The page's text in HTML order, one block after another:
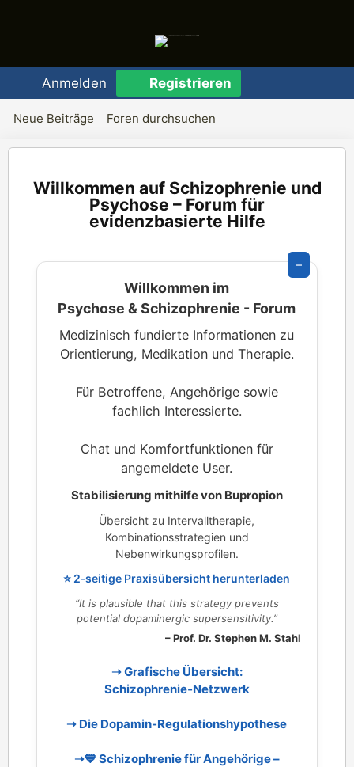
Anmelden Registrieren
Neue Beiträge Foren durchsuchen
Schizophrenie und
Psychose – Forum für
evidenzbasierte Hilfe
–
Willkommen im
Psychose & Schizophrenie - Forum
Medizinisch fundierte Informationen zu
Orientierung, Medikation und Therapie.
Für Betroffene, Angehörige sowie
fachlich Interessierte.
Chat und Komfortfunktionen für
angemeldete User.
Stabilisierung mithilfe von Bupropion
Übersicht zu Intervalltherapie,
Kombinationsstrategien und
Nebenwirkungsprofilen.
⭐ 2‑seitige Praxisübersicht herunterladen
“It is plausible that this strategy prevents
potential dopaminergic supersensitivity.”
– Prof. Dr. Stephen M. Stahl
➝ Grafische Übersicht:
Schizophrenie‑Netzwerk
➝ Die Dopamin‑Regulationshypothese
➝💙 Schizophrenie für Angehörige –